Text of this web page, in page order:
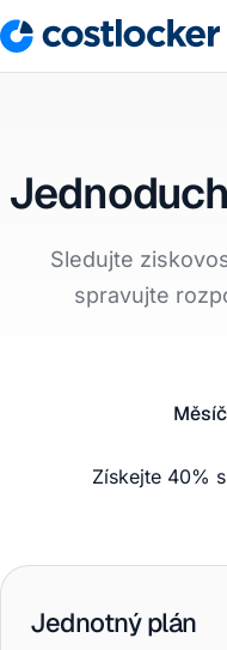
Sledujte
spravujte
Získejte 40%
Jednotný plán